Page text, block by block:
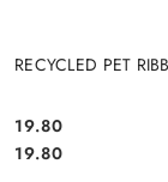
RECYCLED PET
Cena:
19.80
Cena:
19.80